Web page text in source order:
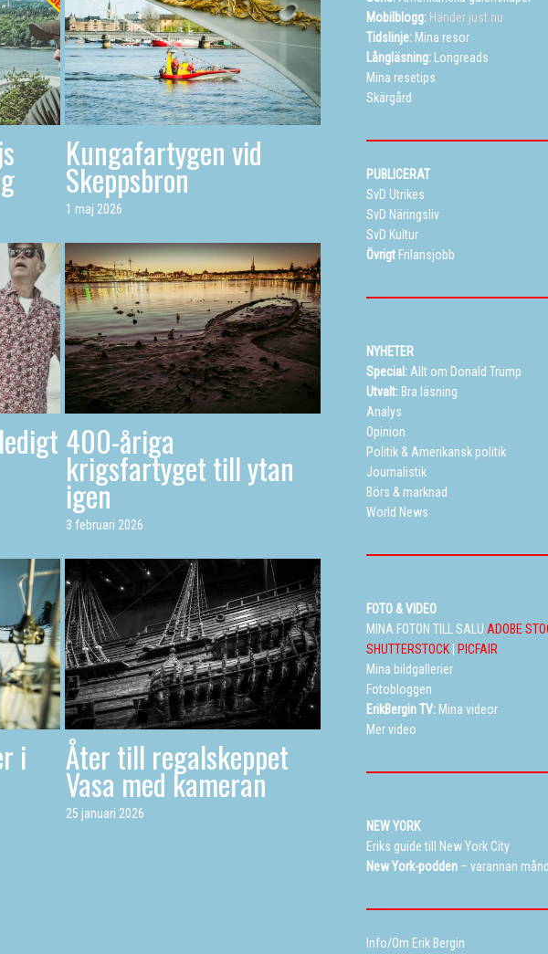
Kungafartygen vid
Skeppsbron
1 maj 2026
400-åriga
krigsfartyget till ytan
igen
3 februari 2026
i Åter till regalskeppet
Vasa med kameran
25 januari 2026
Mobilblogg: Händer just nu
Tidslinje: Mina resor
Långläsning:
Longreads
Mina resetips
Skärgård
PUBLICERAT
SvD Utrikes
SvD Näringsliv
SvD Kultur
Övrigt Frilansjobb
NYHETER
Special: Allt om Donald Trump
Utvalt: Bra läsning
Analys
Opinion
Politik & Amerikansk politik
Journalistik
Börs & marknad
World News
FOTO & VIDEO
MINA FOTON TILL SALU ADOBE
SHUTTERSTOCK
PICFAIR
Mina bildgallerier
Fotobloggen
ErikBergin TV: Mina videor
Mer video
NEW YORK
Eriks guide till New York City
New York-podden – varannan
Info/Om Erik Bergin